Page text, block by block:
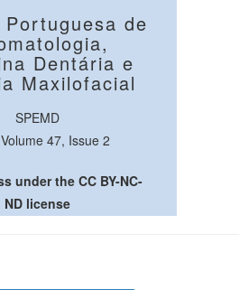
de
Dentária e
Maxilofacial
SPEMD
47, Issue 2
under the CC BY-NC-
ND license